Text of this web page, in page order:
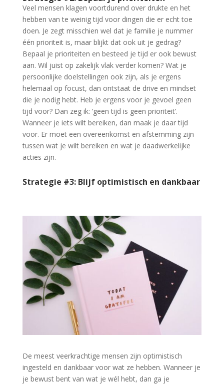
Veel mensen klagen voortdurend over drukte en het
hebben van te weinig tijd voor dingen die er echt toe
doen. Je zegt misschien wel dat je familie je nummer
één prioriteit is, maar blijkt dat ook uit je gedrag?
Bepaal je prioriteiten en besteed je tijd er ook bewust
aan. Wil juist op zakelijk vlak verder komen? Wat je
persoonlijke doelstellingen ook zijn, als je ergens
helemaal op focust, dan ontstaat de drive en mindset
die je nodig hebt. Heb je ergens voor je gevoel geen
tijd voor? Dan zeg ik: ‘geen tijd is geen prioriteit’.
Wanneer je iets wilt bereiken, dan maak je daar tijd
voor. Er moet een overeenkomst en afstemming zijn
tussen wat je wilt bereiken en wat je daadwerkelijke
acties zijn.
Strategie #3: Blijf optimistisch en dankbaar
De meest veerkrachtige mensen zijn optimistisch
ingesteld en dankbaar voor wat ze hebben. Wanneer je
je bewust bent van wat je wél hebt, dan ga je